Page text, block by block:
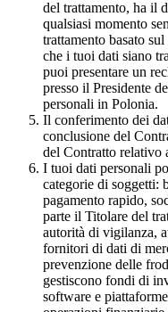
del trattamento, ha il
qualsiasi momento
trattamento basato
che i tuoi dati siano
puoi presentare un
presso il Presidente
personali in Polonia.
Il conferimento dei
conclusione del
del Contratto relativo
I tuoi dati personali
categorie di soggetti:
pagamento rapido,
parte il Titolare del
autorità di vigilanza,
fornitori di dati di
prevenzione delle
gestiscono fondi di
software e